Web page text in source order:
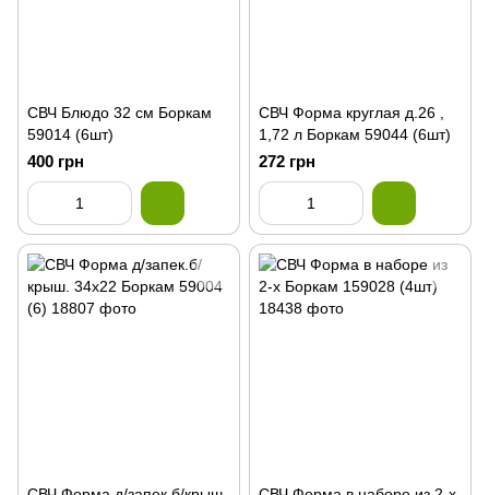
СВЧ Блюдо 32 см Боркам
59014 (6шт)
400 грн
СВЧ Форма круглая д.26 ,
1,72 л Боркам 59044 (6шт)
272 грн